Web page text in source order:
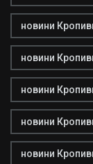
новини
новини
новини
новини
новини